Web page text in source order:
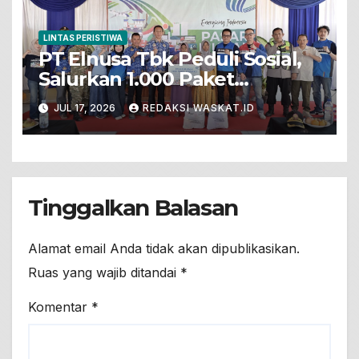
LINTAS PERISTIWA
PT Elnusa Tbk Peduli Sosial,
Salurkan 1.000 Paket
Sembako Dalam Pasar Murah
Untuk Warga Prasejahtera Di
Desa Sumengko
JUL 17, 2026 REDAKSI WASKAT.ID
Tinggalkan Balasan
Alamat email Anda tidak akan dipublikasikan.
Ruas yang wajib ditandai *
Komentar *